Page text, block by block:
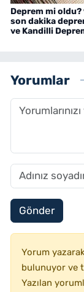
Deprem mi
son dakika
ve Kandilli
Yorumlar
Gönder
Yorum
bulunuyor ve
Yazılan